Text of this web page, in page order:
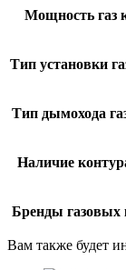
Мощность газ
Тип установки
Тип дымохода
Наличие
Бренды газовых
Вам также будет